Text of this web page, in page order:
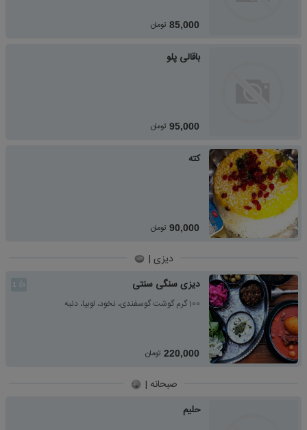
85,000 تومان
باقالی پلو
95,000 تومان
کته
90,000 تومان
دیزی |
👍
1 دیزی سنگی سنتی
100 گرم گوشت گوسفندی، نخود، لوبیا، دنبه
220,000 تومان
صبحانه |
حلیم